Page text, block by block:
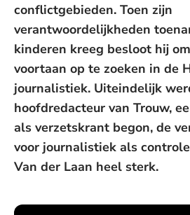
conflictgebieden. Toen zijn
verantwoordelijkheden
kinderen kreeg besloot hij
voortaan op te zoeken in de
journalistiek. Uiteindelijk
hoofdredacteur van Trouw,
als verzetskrant begon, de
voor journalistiek als
Van der Laan heel sterk.